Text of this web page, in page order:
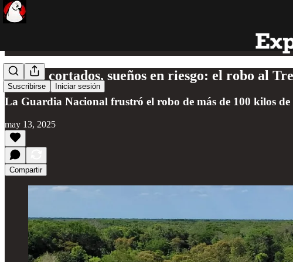
Suscribirse Iniciar sesión
Cables cortados, sueños en riesgo: el robo al
La Guardia Nacional frustró el robo de más de 100 kilos
may 13, 2025
Compartir